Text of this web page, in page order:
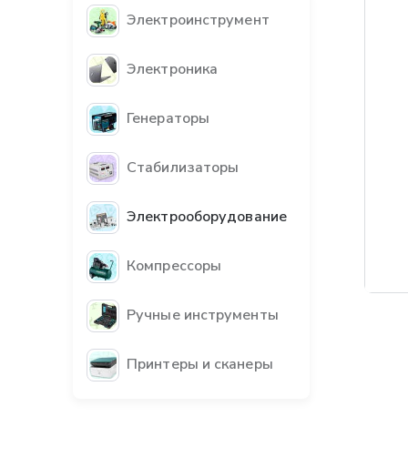
Электроинструмент
Электроника
Генераторы
Стабилизаторы
Электрооборудование
Компрессоры
Ручные инструменты
Принтеры и сканеры